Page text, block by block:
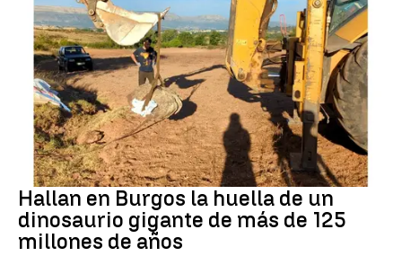
Dinosaurios
Hallan en Burgos la huella de un
dinosaurio gigante de más de 125
millones de años